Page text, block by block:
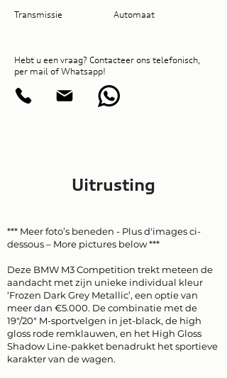
Transmissie
Automaat
Hebt u een vraag? Contacteer ons telefonisch,
per mail of Whatsapp!
Uitrusting
*** Meer foto’s beneden - Plus d'images ci-
dessous – More pictures below ***
Deze BMW M3 Competition trekt meteen de
aandacht met zijn unieke individual kleur
‘Frozen Dark Grey Metallic’, een optie van
meer dan €5.000. De combinatie met de
19"/20" M-sportvelgen in jet-black, de high
gloss rode remklauwen, en het High Gloss
Shadow Line-pakket benadrukt het sportieve
karakter van de wagen.